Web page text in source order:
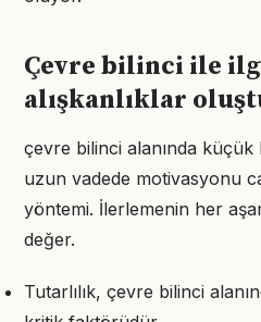
Çevre bilinci ile
alışkanlıklar
çevre bilinci alanında küçük
uzun vadede motivasyonu
yöntemi. İlerlemenin her
değer.
Tutarlılık, çevre bilinci